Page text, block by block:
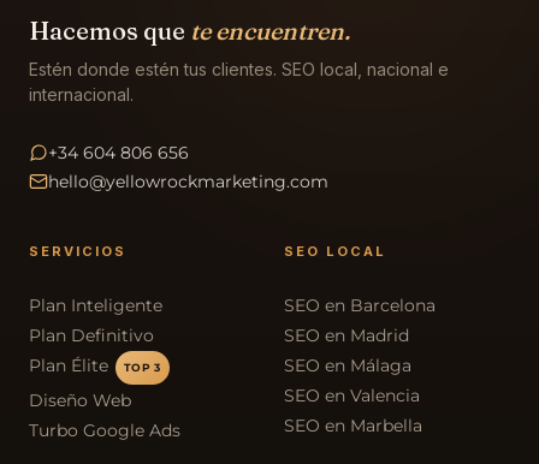
Hacemos que te encuentren.
Estén donde estén tus clientes. SEO local, nacional e
internacional.
+34 604 806 656
hello@yellowrockmarketing.com
SERVICIOS
Plan Inteligente
Plan Definitivo
Plan Élite
TOP 3
Diseño Web
Turbo Google Ads
SEO LOCAL
SEO en Barcelona
SEO en Madrid
SEO en Málaga
SEO en Valencia
SEO en Marbella